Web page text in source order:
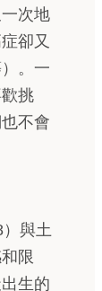
次地
卻又
。一
挑
不會
與土
限
生的